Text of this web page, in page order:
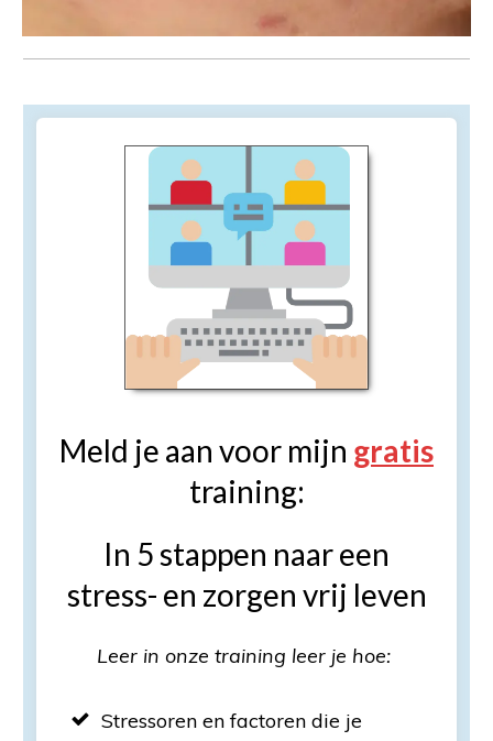
Meld je aan voor mijn gratis
training:
In 5 stappen naar een
stress- en zorgen vrij leven
Leer in onze training leer je hoe:
Stressoren en factoren die je